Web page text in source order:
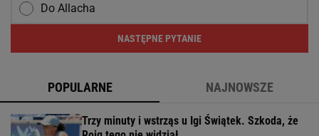
Do Allacha
NASTĘPNE PYTANIE
POPULARNE NAJNOWSZE
Trzy minuty i wstrząs u Igi Świątek. Szkoda, że